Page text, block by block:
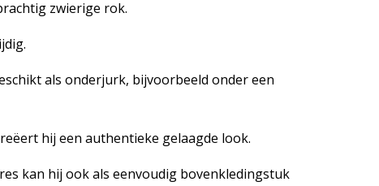
zwierige rok.
als onderjurk, bijvoorbeeld onder een
hij een authentieke gelaagde look.
kan hij ook als eenvoudig bovenkledingstuk